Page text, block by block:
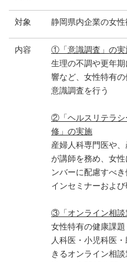
対象 静岡県内企業の女
内容
①「意識調査」の実
生理の不調や更年
響など、女性特有
意識調査を行う
②「ヘルスリテラシ
修」の実施
産婦人科専門医や
が講師を務め、女
ンバーに配慮すべ
インセミナーおよ
③「オンライン相談
女性特有の健康課
人科医・小児科医
きるオンライン相